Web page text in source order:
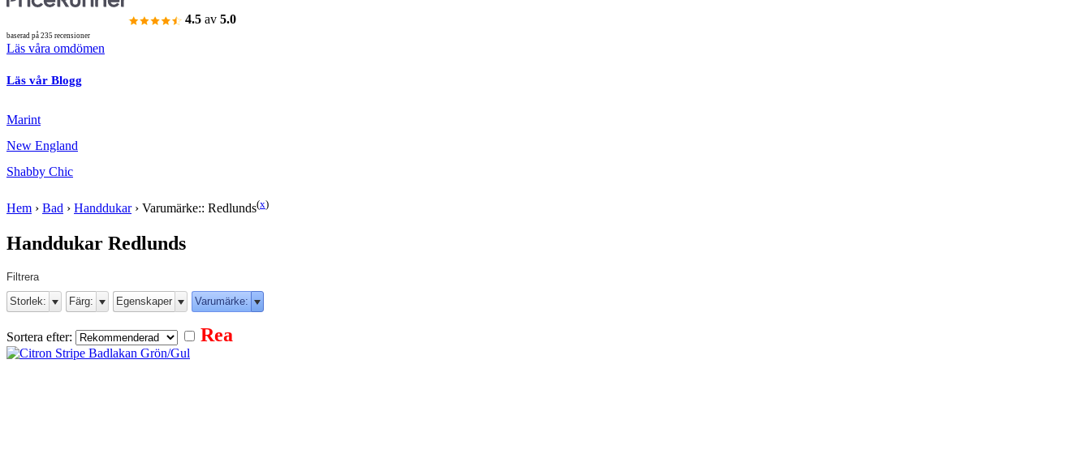
4.5 av 5.0
baserad på 235 recensioner
Läs våra omdömen
Läs vår Blogg
Marint
New England
Shabby Chic
Hem › Bad › Handdukar› Varumärke:: Redlunds(x)
Handdukar Redlunds
Filtrera
Storlek:
Färg: Egenskaper Varumärke:
Sortera efter: Rea